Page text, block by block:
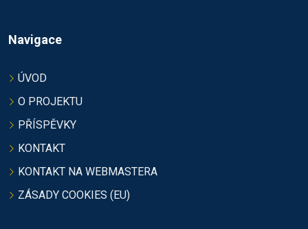
Navigace
ÚVOD
O PROJEKTU
PŘÍSPĚVKY
KONTAKT
KONTAKT NA WEBMASTERA
ZÁSADY COOKIES (EU)